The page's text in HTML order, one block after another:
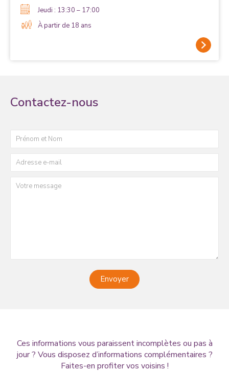
Jeudi : 13:30 – 17:00
À partir de 18 ans
Contactez-nous
Envoyer
Ces informations vous paraissent incomplètes ou pas à
jour ? Vous disposez d’informations complémentaires ?
Faites-en profiter vos voisins !